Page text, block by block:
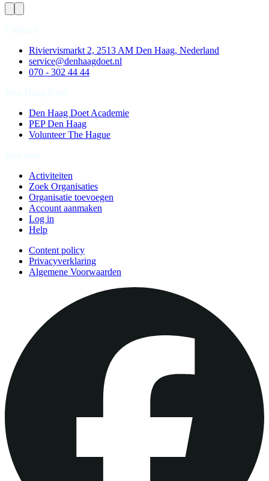
Riviervismarkt 2, 2513 AM Den Haag, Nederland
service@denhaagdoet.nl
070 - 302 44 44
Den Haag Doet Academie
PEP Den Haag
Volunteer The Hague
Activiteiten
Zoek Organisaties
Organisatie toevoegen
Account aanmaken
Log in
Help
Content policy
Privacyverklaring
Algemene Voorwaarden